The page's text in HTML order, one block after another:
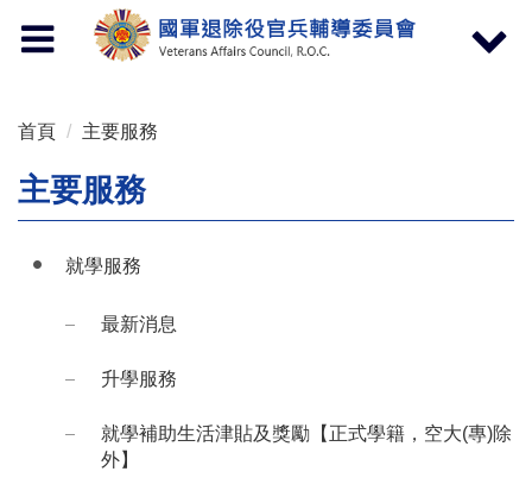
Toggle
navigation
Toggle
首頁 主要服務
主要服務
就學服務
最新消息
升學服務
就學補助生活津貼及獎勵【正式學籍，空大(專)除
外】